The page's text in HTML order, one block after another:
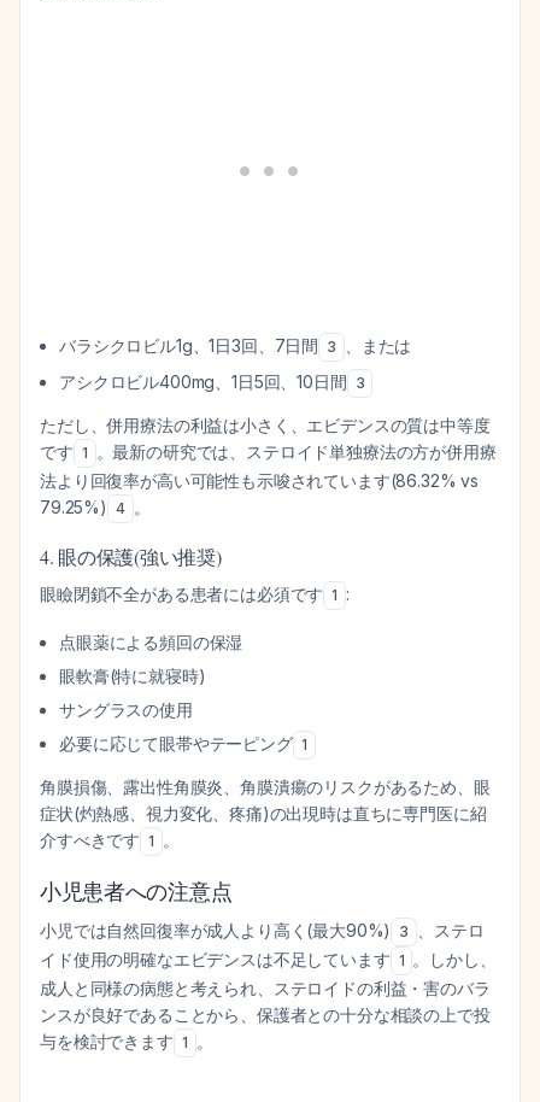
バラシクロビル1g、1日3回、7日間 3
、または
アシクロビル400mg、1日5回、10日間 3
ただし、併用療法の利益は小さく、エビデンスの質は中等度
です 1
。最新の研究では、ステロイド単独療法の方が併用療
法より回復率が高い可能性も示唆されています(86.32% vs
79.25%) 4 。
4. 眼の保護(強い推奨)
眼瞼閉鎖不全がある患者には必須です 1 :
点眼薬による頻回の保湿
眼軟膏(特に就寝時)
サングラスの使用
必要に応じて眼帯やテーピング 1
角膜損傷、露出性角膜炎、角膜潰瘍のリスクがあるため、眼
症状(灼熱感、視力変化、疼痛)の出現時は直ちに専門医に紹
介すべきです 1 。
小児患者への注意点
小児では自然回復率が成人より高く(最大90%) 3
、ステロ
イド使用の明確なエビデンスは不足しています 1 。しかし、
成人と同様の病態と考えられ、ステロイドの利益・害のバラ
ンスが良好であることから、保護者との十分な相談の上で投
与を検討できます 1 。